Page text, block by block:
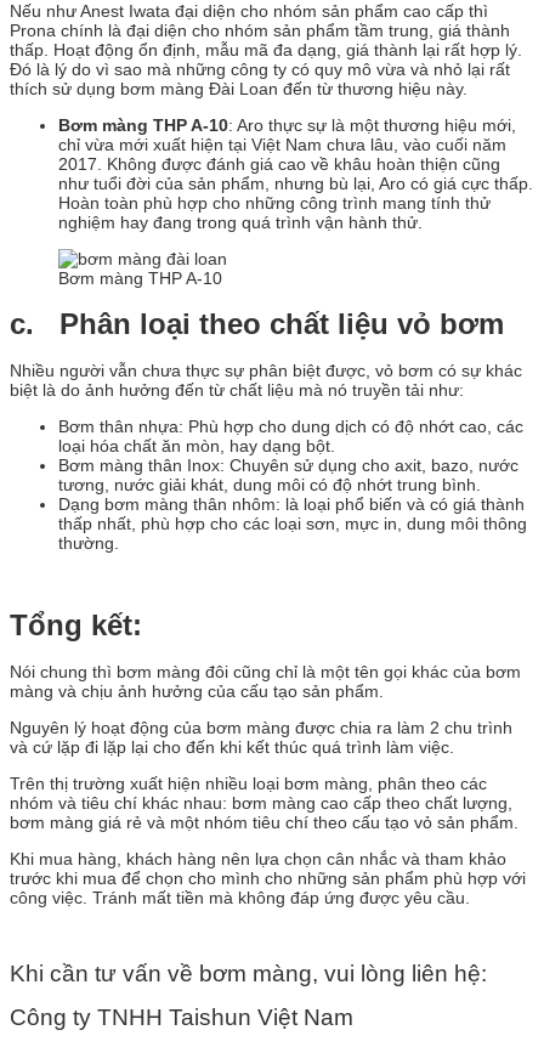
Nếu như Anest Iwata đại diện cho nhóm sản phẩm cao cấp thì
Prona chính là đại diện cho nhóm sản phẩm tầm trung, giá thành
thấp. Hoạt động ổn định, mẫu mã đa dạng, giá thành lại rất hợp lý.
Đó là lý do vì sao mà những công ty có quy mô vừa và nhỏ lại rất
thích sử dụng bơm màng Đài Loan đến từ thương hiệu này.
Bơm màng THP A-10: Aro thực sự là một thương hiệu mới,
chỉ vừa mới xuất hiện tại Việt Nam chưa lâu, vào cuối năm
2017. Không được đánh giá cao về khâu hoàn thiện cũng
như tuổi đời của sản phẩm, nhưng bù lại, Aro có giá cực thấp.
Hoàn toàn phù hợp cho những công trình mang tính thử
nghiệm hay đang trong quá trình vận hành thử.
Bơm màng THP A-10
c. Phân loại theo chất liệu vỏ bơm
Nhiều người vẫn chưa thực sự phân biệt được, vỏ bơm có sự khác
biệt là do ảnh hưởng đến từ chất liệu mà nó truyền tải như:
Bơm thân nhựa: Phù hợp cho dung dịch có độ nhớt cao, các
loại hóa chất ăn mòn, hay dạng bột.
Bơm màng thân Inox: Chuyên sử dụng cho axit, bazo, nước
tương, nước giải khát, dung môi có độ nhớt trung bình.
Dạng bơm màng thân nhôm: là loại phổ biến và có giá thành
thấp nhất, phù hợp cho các loại sơn, mực in, dung môi thông
thường.
Tổng kết:
Nói chung thì bơm màng đôi cũng chỉ là một tên gọi khác của bơm
màng và chịu ảnh hưởng của cấu tạo sản phẩm.
Nguyên lý hoạt động của bơm màng được chia ra làm 2 chu trình
và cứ lặp đi lặp lại cho đến khi kết thúc quá trình làm việc.
Trên thị trường xuất hiện nhiều loại bơm màng, phân theo các
nhóm và tiêu chí khác nhau: bơm màng cao cấp theo chất lượng,
bơm màng giá rẻ và một nhóm tiêu chí theo cấu tạo vỏ sản phẩm.
Khi mua hàng, khách hàng nên lựa chọn cân nhắc và tham khảo
trước khi mua để chọn cho mình cho những sản phẩm phù hợp với
công việc. Tránh mất tiền mà không đáp ứng được yêu cầu.
Khi cần tư vấn về bơm màng, vui lòng liên hệ:
Công ty TNHH Taishun Việt Nam